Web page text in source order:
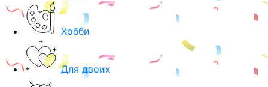
Хобби
Для двоих